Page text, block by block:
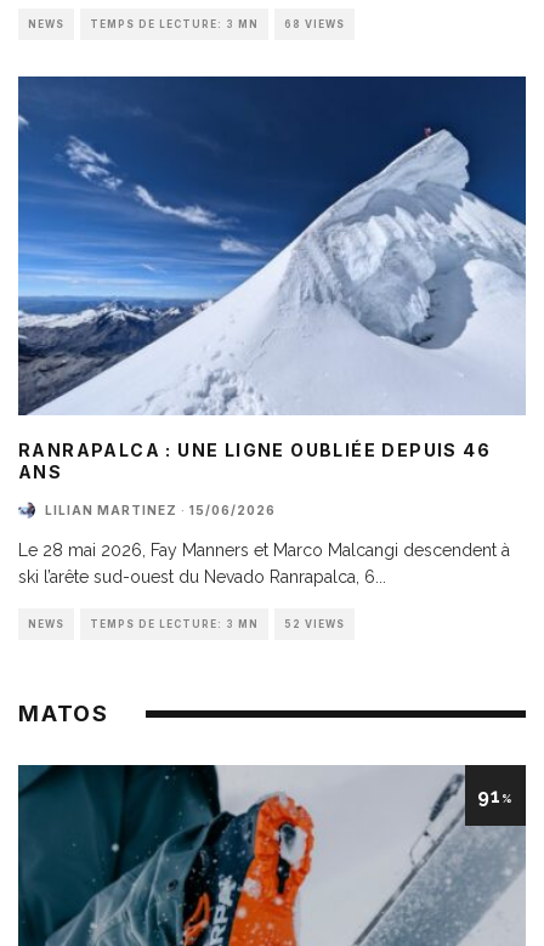
NEWS TEMPS DE LECTURE: 3 MN 68 VIEWS
RANRAPALCA : UNE LIGNE OUBLIÉE DEPUIS 46
ANS
LILIAN MARTINEZ · 15/06/2026
Le 28 mai 2026, Fay Manners et Marco Malcangi descendent à
ski l’arête sud-ouest du Nevado Ranrapalca, 6
NEWS TEMPS DE LECTURE: 3 MN 52 VIEWS
MATOS
91 %